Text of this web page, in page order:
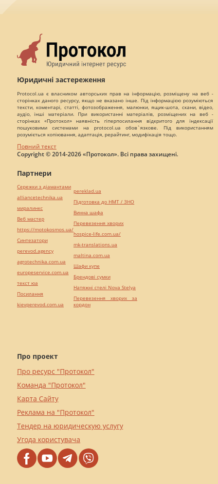
Юридичні застереження
Protocol.ua є власником авторських прав на інформацію, розміщену на веб -
сторінках даного ресурсу, якщо не вказано інше. Під інформацією розуміються
тексти, коментарі, статті, фотозображення, малюнки, ящик-шота, скани, відео,
аудіо, інші матеріали. При використанні матеріалів, розміщених на веб -
сторінках «Протокол» наявність гіперпосилання відкритого для індексації
пошуковими системами на protocol.ua обов`язкове. Під використанням
розуміється копіювання, адаптація, рерайтинг, модифікація тощо.
Повний текст
Copyright © 2014-2026 «Протокол». Всі права захищені.
Про проект
Про ресурс "Протокол"
Команда "Протокол"
Карта Сайту
Реклама на "Протокол"
Тендер на юридическую услугу
Угода користувача
Партнери
Сережки з діамантами
alliancetechnika.ua
миралинкс
Веб мастер
https://motokosmos.ua/
Синтезатори
perevod.agency
agrotechnika.com.ua
europeservice.com.ua
текст юа
Посилання
kievperevod.com.ua
pereklad.ua
Підготовка до НМТ / ЗНО
Винна шафа
Перевезення хворих
hospice-life.com.ua/
mk-translations.ua
maltina.com.ua
Шафи купе
Брендові сумки
Натяжні стелі Nova Stelya
Перевезення хворих за
кордон